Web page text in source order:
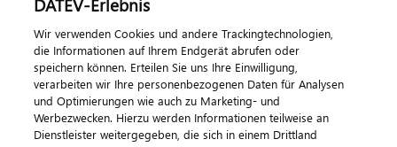
Kontaktieren Sie uns
DATEV-Erlebnis
Wir verwenden Cookies und andere Trackingtechnologien,
die Informationen auf Ihrem Endgerät abrufen oder
speichern können. Erteilen Sie uns Ihre Einwilligung,
verarbeiten wir Ihre personenbezogenen Daten für Analysen
und Optimierungen wie auch zu Marketing- und
Werbezwecken. Hierzu werden Informationen teilweise an
Dienstleister weitergegeben, die sich in einem Drittland